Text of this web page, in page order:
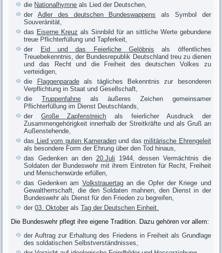
die Nationalhymne als Lied der Deutschen,
derAdler des deutschen Bundeswappens als Symbol der
Souveränität,
das Eiserne Kreuz als Sinnbild für an sittliche Werte gebundene
treue Pflichterfüllung und Tapferkeit,
der
Eid und das Feierliche Gelöbnis als öffentliches
Treuebekenntnis, der Bundesrepublik Deutschland treu zu dienen
und das Recht und die Freiheit des deutschen Volkes zu
verteidigen,
die
Flaggenparadeals tägliches Bekenntnis zur besonderen
Verpflichtung in Staat und Gesellschaft,
dieTruppenfahne als äußeres Zeichen gemeinsamer
Pflichterfüllung im Dienst Deutschlands,
der Große Zapfenstreich als feierlicher Ausdruck der
Zusammengehörigkeit innerhalb der Streitkräfte und als Gruß an
Außenstehende,
das Lied vom guten Kameradenund das militärische Ehrengeleit
als besondere Form der Ehrung über den Tod hinaus,
das Gedenken an den 20.Juli 1944, dessen Vermächtnis die
Soldaten der Bundeswehr mit ihrem Eintreten für Recht, Freiheit
und Menschenwürde erfüllen,
das Gedenken am Volkstrauertagan die Opfer der Kriege und
Gewaltherrschaft, die den Soldaten mahnen, den Dienst in der
Bundeswehr als Dienst für den Frieden zu begreifen,
der03. Oktober alsTag der Deutschen Einheit.
Die Bundeswehr pflegt ihre eigene Tradition. Dazu gehören vor allem:
der Auftrag zur Erhaltung des Friedens in Freiheit als Grundlage
des soldatischen Selbstverständnisses,